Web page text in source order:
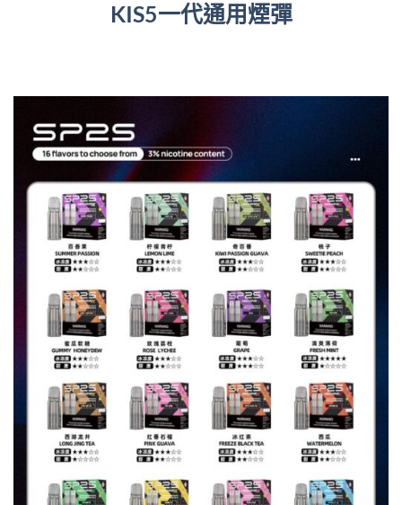
KIS5一代通用煙彈